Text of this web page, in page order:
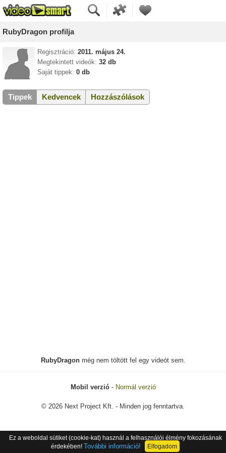
RubyDragon profilja
Regisztráció: 2011. május 24.
Megtekintett videók: 32 db
Saját tippek: 0 db
Tippek Kedvencek Hozzászólások
RubyDragonmég nem töltött fel egy videót sem.
Mobil verzió- Normál verzió
© 2026 Next Project Kft. - Minden jog fenntartva.
Ez a weboldal sütiket (cookie-kat) használ a felhasználói élmény fokozásának
érdekében! További információ! Elfogadom